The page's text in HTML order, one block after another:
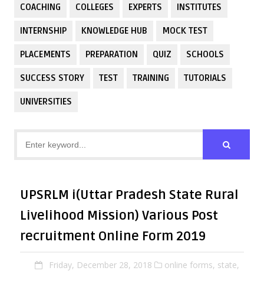
COACHING COLLEGES EXPERTS INSTITUTES
INTERNSHIP KNOWLEDGE HUB MOCK TEST
PLACEMENTS PREPARATION QUIZ SCHOOLS
SUCCESS STORY TEST TRAINING TUTORIALS
UNIVERSITIES
UPSRLM i(Uttar Pradesh State Rural
Livelihood Mission) Various Post
recruitment Online Form 2019
Friday, December 28, 2018 online forms, state,